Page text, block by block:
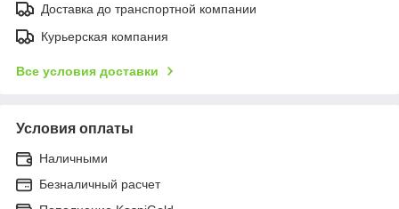
Доставка до транспортной компании
Курьерская компания
Все условия доставки
Условия оплаты
Наличными
Безналичный расчет